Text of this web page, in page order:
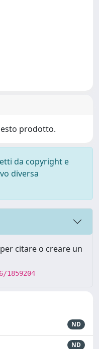
prodotto.
da copyright e
diversa
citare o creare un
ND
ND